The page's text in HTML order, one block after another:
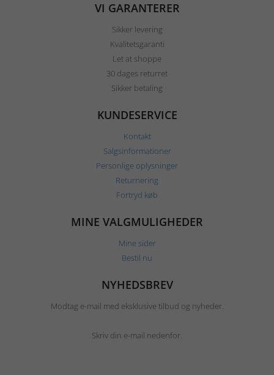
VI GARANTERER
Sikker levering
Kvalitetsgaranti
Let at shoppe
30 dages returret
Sikker betaling
KUNDESERVICE
Kontakt
Salgsinformationer
Personlige oplysninger
Returnering
Fortryd køb
MINE VALGMULIGHEDER
Mine sider
Bestil nu
NYHEDSBREV
Modtag e-mail med eksklusive tilbud og nyheder.
Skriv din e-mail nedenfor.